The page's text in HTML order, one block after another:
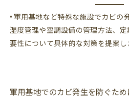
• 軍用基地など特殊な施設でカビの
湿度管理や空調設備の管理方法、
要性について具体的な対策を提案し
軍用基地でのカビ発生を防ぐた